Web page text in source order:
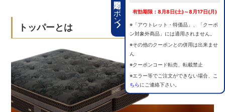
期間限定クーポン 有効期限：8月8日(土)～8月17日(月)
※「アウトレット・特価品」、「クーポ
ン対象外商品」には適用されません。
※その他のクーポンとの併用は出来ませ
ん
※クーポンコード転売、転載禁止
※エラー等でご注文ができない場合、
こ
ちらにご連絡下さい。
トッパーとは